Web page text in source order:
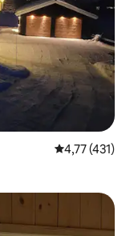
4,77 ud af 5 i
4,77 (431)